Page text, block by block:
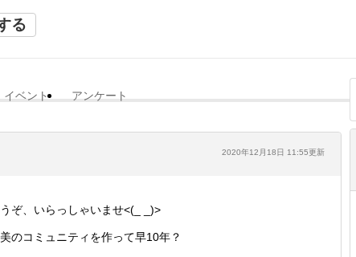
る
イベント アンケート
2020年12月18日 11:55更新
ぞ、いらっしゃいませ<(_ _)>
のコミュニティを作って早10年？